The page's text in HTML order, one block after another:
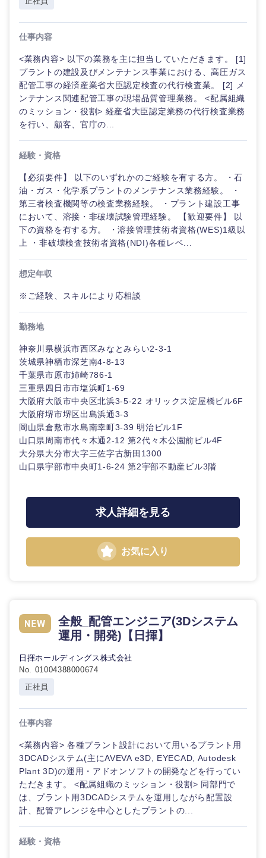
海外
仕事内容
<業務内容> 以下の業務を主に担当していただきます。 [1]
プラントの建設及びメンテナンス事業における、高圧ガス
配管工事の経済産業省大臣認定検査の代行検査業。 [2] メ
ンテナンス関連配管工事の現場品質管理業務。 <配属組織
のミッション・役割> 経産省大臣認定業務の代行検査業務
を行い、顧客、官庁の...
経験・資格
【必須要件】 以下のいずれかのご経験を有する方。 ・石
油・ガス・化学系プラントのメンテナンス業務経験。 ・
第三者検査機関等の検査業務経験。 ・プラント建設工事
において、溶接・非破壊試験管理経験。 【歓迎要件】 以
下の資格を有する方。 ・溶接管理技術者資格(WES)1級以
上 ・非破壊検査技術者資格(NDI)各種レベ...
想定年収
※ご経験、スキルにより応相談
勤務地
神奈川県横浜市西区みなとみらい2-3-1
茨城県神栖市深芝南4-8-13
千葉県市原市姉崎786-1
三重県四日市市塩浜町1-69
大阪府大阪市中央区北浜3-5-22 オリックス淀屋橋ビル6F
大阪府堺市堺区出島浜通3-3
岡山県倉敷市水島南幸町3-39 明治ビル1F
山口県周南市代々木通2-12 第2代々木公園前ビル4F
大分県大分市大字三佐字古新田1300
山口県宇部市中央町1-6-24 第2宇部不動産ビル3階
求人詳細を見る
お気に入り
全般_配管エンジニア(3Dシステム
運用・開発)【日揮】
日揮ホールディングス株式会社
No. 01004388000674
正社員
仕事内容
<業務内容> 各種プラント設計において用いるプラント用
3DCADシステム(主にAVEVA e3D, EYECAD, Autodesk
Plant 3D)の運用・アドオンソフトの開発などを行ってい
ただきます。 <配属組織のミッション・役割> 同部門で
は、プラント用3DCADシステムを運用しながら配置設
計、配管アレンジを中心としたプラントの...
経験・資格